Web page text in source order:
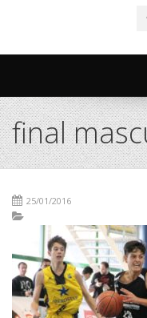
final
25/01/2016